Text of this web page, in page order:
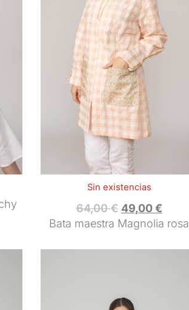
Sin existencias
64,00€ 49,00€
Bata maestra Magnolia rosa